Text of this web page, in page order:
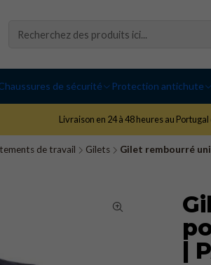
de sécurité Protection antichute
Livraison en 24 à 48 heures au
de travail Gilets Gilet rembourré
|